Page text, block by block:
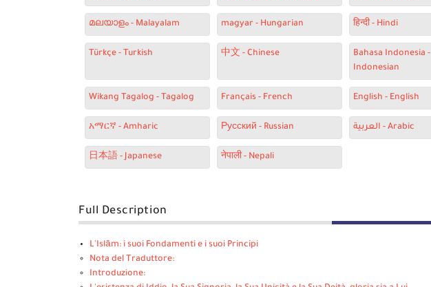
മലയാളം - Malayalam magyar - Hungarian हिन्दी - Hindi
Türkçe - Turkish 中文 - Chinese
Bahasa Indonesia -
Indonesian
Wikang Tagalog - Tagalog Français - French English - English
አማርኛ - Amharic Русский - Russian العربية - Arabic
日本語 - Japanese नेपाली - Nepali
Full Description
L'Islām: i suoi Fondamenti e i suoi Principi
Nota del Traduttore:
Introduzione: